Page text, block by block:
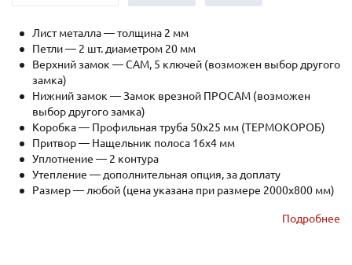
Лист металла — толщина 2 мм
Петли — 2 шт. диаметром 20 мм
Верхний замок — САМ, 5 ключей (возможен выбор другого
замка)
Нижний замок — Замок врезной ПРОСАМ (возможен
выбор другого замка)
Коробка — Профильная труба 50х25 мм (ТЕРМОКОРОБ)
Притвор — Нащельник полоса 16х4 мм
Уплотнение — 2 контура
Утепление — дополнительная опция, за доплату
Размер — любой (цена указана при размере 2000x800 мм)
Подробнее